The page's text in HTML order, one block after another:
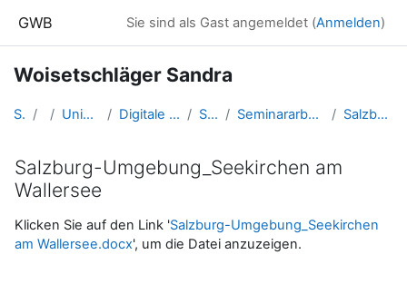
GWB Sie sind als Gast angemeldet (Anmelden)
Woisetschläger Sandra
Startseite KurseUniversität Salzburg - 2017 und davor Digitale Information - SS 2013 - Studentische Lernkurse Sandra Woisetschläger Seminararbeit_Entwicklung und Verteilung der österreichischen Bevölkerung Salzburg-Umgebung_Seekirchen am Wallersee
Salzburg-Umgebung_Seekirchen am
Wallersee
Abschlussbedingungen
Klicken Sie auf den Link 'Salzburg-Umgebung_Seekirchen
am Wallersee.docx', um die Datei anzuzeigen.